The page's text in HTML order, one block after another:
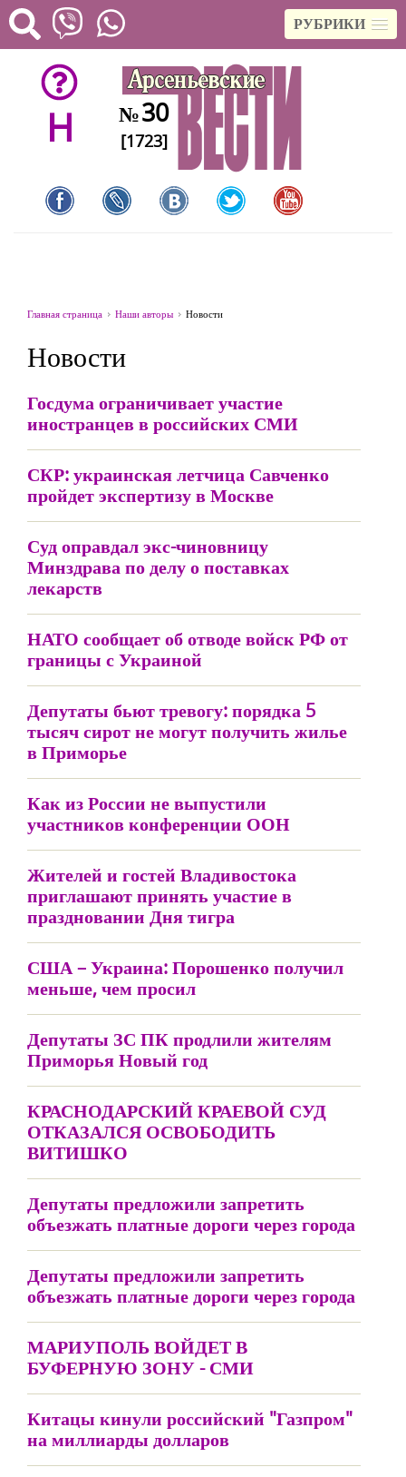
РУБРИКИ
H №30
[1723]
Главная страница Наши авторы Новости
Новости
Госдума ограничивает участие
иностранцев в российских СМИ
СКР: украинская летчица Савченко
пройдет экспертизу в Москве
Суд оправдал экс-чиновницу
Минздрава по делу о поставках
лекарств
НАТО сообщает об отводе войск РФ от
границы с Украиной
Депутаты бьют тревогу: порядка 5
тысяч сирот не могут получить жилье
в Приморье
Как из России не выпустили
участников конференции ООН
Жителей и гостей Владивостока
приглашают принять участие в
праздновании Дня тигра
США – Украина: Порошенко получил
меньше, чем просил
Депутаты ЗС ПК продлили жителям
Приморья Новый год
КРАСНОДАРСКИЙ КРАЕВОЙ СУД
ОТКАЗАЛСЯ ОСВОБОДИТЬ
ВИТИШКО
Депутаты предложили запретить
объезжать платные дороги через города
Депутаты предложили запретить
объезжать платные дороги через города
МАРИУПОЛЬ ВОЙДЕТ В
БУФЕРНУЮ ЗОНУ - СМИ
Китацы кинули российский "Газпром"
на миллиарды долларов